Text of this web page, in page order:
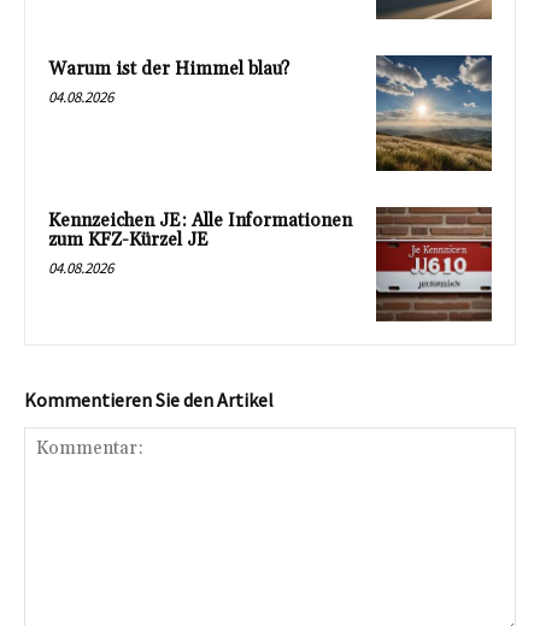
Warum ist der Himmel blau?
04.08.2026
Kennzeichen JE: Alle Informationen
zum KFZ-Kürzel JE
04.08.2026
Kommentieren Sie den Artikel